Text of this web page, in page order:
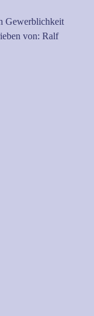
Gewerblichkeit
von: Ralf